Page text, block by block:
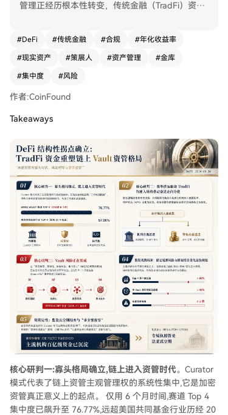
管理正经历根本性转变，传统金融（TradFi）资金
or（策略管理人）为核心的新中间层崛起，代表了
链上主观管理权的系统性集中。其采用的“判断
权、托管权、执行权”三权分离模式，在功能上对
集中度飙升，前四大Curator管理着近77%的资
从APY到合规通道**：市场竞争胜负的关键已从单
纯比拼收益率（APY）转向满足机构准入要求。机
构资金优先关注合规框架、链下结构对接和清晰的
权责分离，APY退居次要。这一转变的深层驱动力
是传统资管行业面临的历史性费率挤压，迫使其寻
求链上更高的费率空间。预计未来赛道将分化为
“机构合规通道”与“零售高息通道”两条主线。 3. **
Vault风险结构已然形成**：市场存在由“赎回错
配、规模化、嵌套传染、集中放大”构成的四环风
险链条。当前底层资产中非即时赎回资产（如LS
T、RWA）占比上升，配合ERC-4626标准下的Vau
lt嵌套以及Curator的高度集中，使得系统性风险的
传导路径首次同时具备。2025年11月的Stream-R
e7事件已验证了部分风险传导机制。 4. **处于“事
实接管先于制度承认”的监管真空期**：在全球尚
未出台针对Curator专项监管的背景下，机构资金
已实质性地通过合规通道向头部Curator集中。未
来市场演化将密切受到监管节奏和潜在风险事件的
影响。 **总结**：Vault模式标志着链上资产管理
从去中心化理想向务实主动管理的范式转移。市场
的定价核心正从收益创造转向机构级的风险管理能
力。在资金规模与风控体系错位的当前阶段，构建
#DeFi #传统金融 #合规 #年化收益率
#现实资产 #策展人 #资产管理 #金库
#集中度 #风险
作者:CoinFound
Takeaways
核心研判一:寡头格局确立,链上进入资管时代。Curator
模式代表了链上资管主观管理权的系统性集中,它是加密
资管真正意义上的起点。 仅用 6 个月时间,赛道 Top 4
集中度已飙升至 76.77%,远超美国共同基金行业历经 20